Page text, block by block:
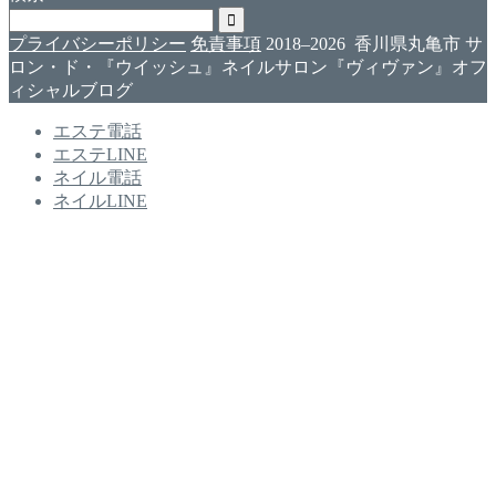
プライバシーポリシー 免責事項 2018–2026 香川県丸亀市 サ
ロン・ド・『ウイッシュ』ネイルサロン『ヴィヴァン』オフ
ィシャルブログ
エステ電話
エステLINE
ネイル電話
ネイルLINE